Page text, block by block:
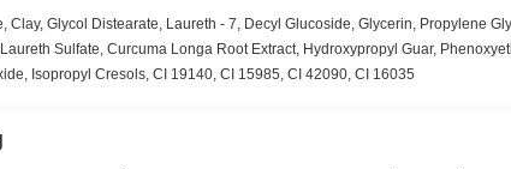
Clay, Glycol Distearate, Laureth - 7, Decyl Glucoside, Glycerin, Propylene
Sulfate, Curcuma Longa Root Extract, Hydroxypropyl Guar,
Isopropyl Cresols, CI 19140, CI 15985, CI 42090, CI 16035